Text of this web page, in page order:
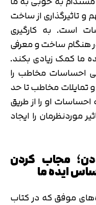
تاثیرگذاری از ساخت
است. به کارگیری
هنگام ساخت و معرفی
ما کمک زیادی بکند.
احساسات مخاطب را
تمایلات مخاطب تا حد
او را از طریق
موردنظرمان را ایجاد
مجاب کردن
ایده ما
موفق که در کتاب